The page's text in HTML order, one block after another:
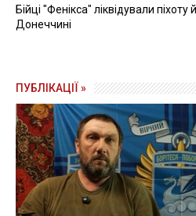
Бійці "Фенікса" ліквідували
Донеччині
ПУБЛІКАЦІЇ »